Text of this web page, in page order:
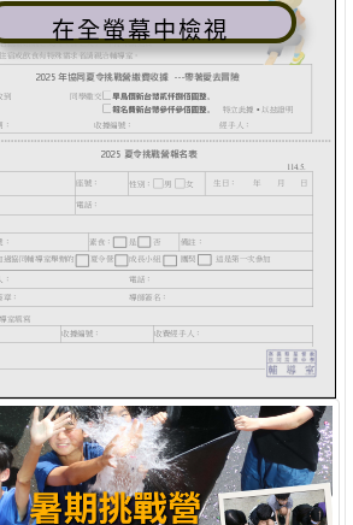
在全螢幕中檢視